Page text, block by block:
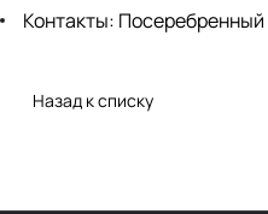
Контакты:
Назад к списку